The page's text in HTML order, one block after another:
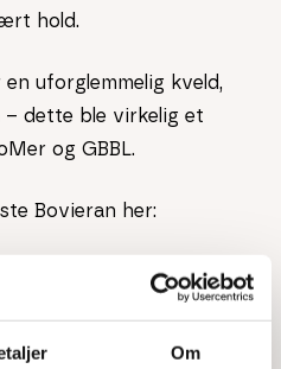
Om
hold.
uforglemmelig kveld,
dette ble virkelig et
og GBBL.
Bovieran her: